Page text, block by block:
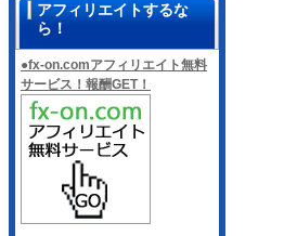
アフィリエイトするな
ら！
●fx-on.comアフィリエイト無料
サービス！報酬GET！